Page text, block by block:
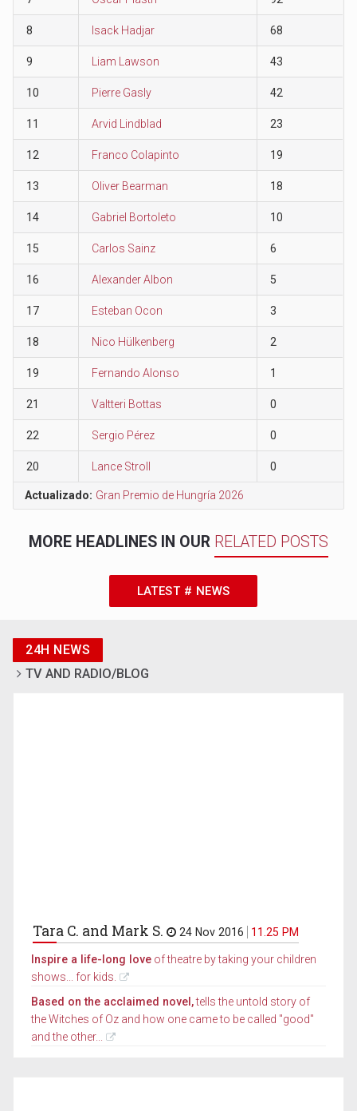
8 Isack Hadjar 68
9 Liam Lawson 43
10 Pierre Gasly 42
11 Arvid Lindblad 23
12 Franco Colapinto 19
13 Oliver Bearman 18
14 Gabriel Bortoleto 10
15 Carlos Sainz 6
16 Alexander Albon 5
17 Esteban Ocon 3
18 Nico Hülkenberg 2
19 Fernando Alonso 1
21 Valtteri Bottas 0
22 Sergio Pérez 0
20 Lance Stroll 0
Actualizado: Gran Premio de Hungría 2026
MORE HEADLINES IN OUR RELATED POSTS
LATEST # NEWS
24H NEWS
TV AND RADIO/BLOG
Tara C. and Mark S. 24 Nov 2016 11.25 PM
Inspire a life-long love of theatre by taking your children
shows... for kids.
Based on the acclaimed novel,tells the untold story of
the Witches of Oz and how one came to be called "good"
and the other...